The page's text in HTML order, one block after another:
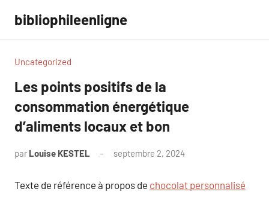
contenu
bibliophileenligne
Uncategorized
Les points positifs de la
consommation énergétique
d’aliments locaux et bon
par Louise KESTEL septembre 2, 2024
Texte de référence à propos de chocolat personnalisé